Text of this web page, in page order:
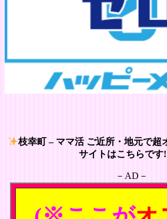
枝幸町 – ママ活 ご近所・地元で超
サイトはこちらです
－AD－